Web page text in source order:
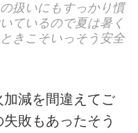
扱いにもすっかり慣
ているので夏は暑く
きこそいっそう安全
減を間違えてご
敗もあったそう